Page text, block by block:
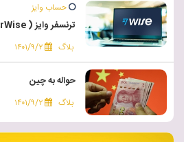
حساب وایز
ترنسفر وایز ( TransferWise )
بلاگ ۱۴۰۱/۹/۲
حواله به چین
بلاگ ۱۴۰۱/۹/۲